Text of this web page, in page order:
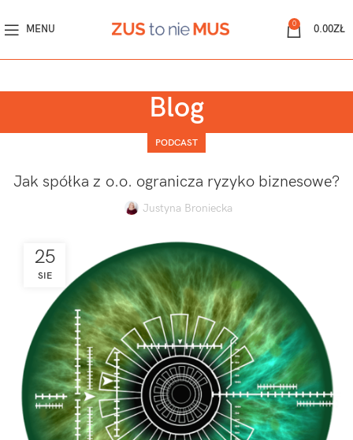
MENU 0 0.00ZŁ
Blog
PODCAST
Jak spółka z o.o. ogranicza ryzyko biznesowe?
Justyna Broniecka
25
SIE